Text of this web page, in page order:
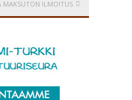
MAKSUTON ILMOITUS